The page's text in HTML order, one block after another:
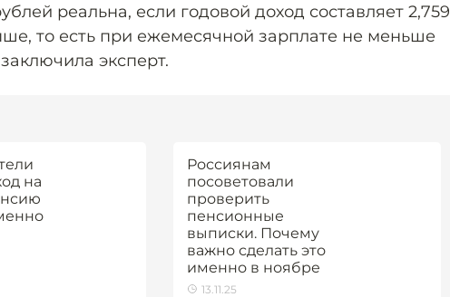
реальна, если годовой доход составляет 2,759
то есть при ежемесячной зарплате не меньше
эксперт.
на
Россиянам
посоветовали
проверить
пенсионные
выписки. Почему
важно сделать это
именно в ноябре
13.11.25